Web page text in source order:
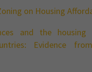
on Housing
and the
Evidence